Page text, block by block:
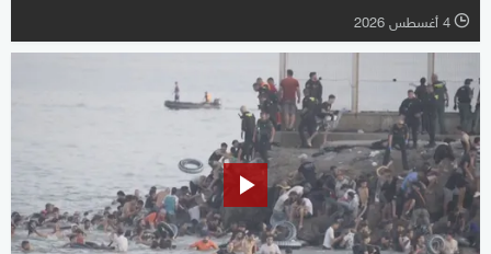
l 4 أغسطس 2026